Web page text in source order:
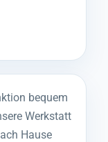
bequem
Werkstatt
Hause